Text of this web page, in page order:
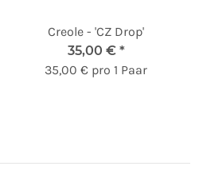
Creole - 'CZ Drop'
35,00 € *
35,00 € pro 1 Paar